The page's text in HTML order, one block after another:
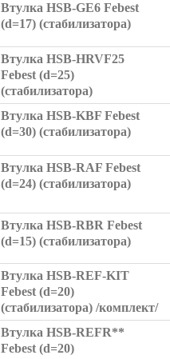
Втулка HSB-GE6 Febest
(d=17) (стабилизатора)
Втулка HSB-HRVF25
Febest (d=25)
(стабилизатора)
Втулка HSB-KBF Febest
(d=30) (стабилизатора)
Втулка HSB-RAF Febest
(d=24) (стабилизатора)
Втулка HSB-RBR Febest
(d=15) (стабилизатора)
Втулка HSB-REF-KIT
Febest (d=20)
(стабилизатора) /комплект/
Втулка HSB-REFR**
Febest (d=20)